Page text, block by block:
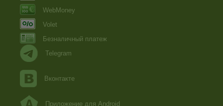
WebMoney
Volet
Безналичный платеж
Telegram
Вконтакте
Приложение для Android